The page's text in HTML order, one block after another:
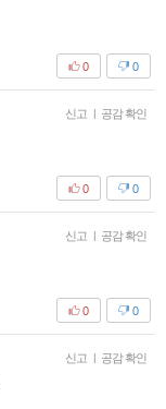
0
0
신고 | 공감 확인
0
0
신고 | 공감 확인
0
0
신고 | 공감 확인